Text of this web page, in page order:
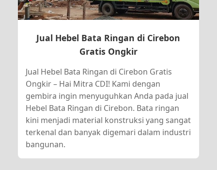
Jual Hebel Bata Ringan di Cirebon
Gratis Ongkir
Jual Hebel Bata Ringan di Cirebon Gratis
Ongkir – Hai Mitra CDI! Kami dengan
gembira ingin menyuguhkan Anda pada jual
Hebel Bata Ringan di Cirebon. Bata ringan
kini menjadi material konstruksi yang sangat
terkenal dan banyak digemari dalam industri
bangunan.